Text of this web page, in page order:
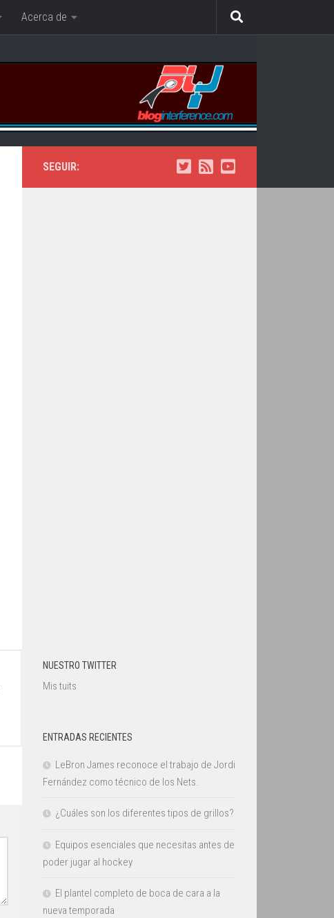
Acerca de
SEGUIR:
NUESTRO TWITTER
Mis tuits
ENTRADAS RECIENTES
LeBron James reconoce el trabajo de Jordi
Fernández como técnico de los Nets.
¿Cuáles son los diferentes tipos de grillos?
Equipos esenciales que necesitas antes de
poder jugar al hockey
El plantel completo de boca de cara a la
nueva temporada